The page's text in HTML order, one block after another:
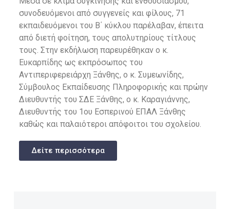
συνοδευόμενοι από συγγενείς και φίλους, 71
εκπαιδευόμενοι του Β΄ κύκλου παρέλαβαν, έπειτα
από διετή φοίτηση, τους απολυτηρίους τίτλους
τους. Στην εκδήλωση παρευρέθηκαν ο κ.
Ευκαρπίδης ως εκπρόσωπος του
Αντιπεριφερειάρχη Ξάνθης, ο κ. Συμεωνίδης,
Σύμβουλος Εκπαίδευσης Πληροφορικής και πρώην
Διευθυντής του ΣΔΕ Ξάνθης, ο κ. Καραγιάννης,
Διευθυντής του 1ου Εσπερινού ΕΠΑΛ Ξάνθης
καθώς και παλαιότεροι απόφοιτοι του σχολείου.
Δείτε περισσότερα